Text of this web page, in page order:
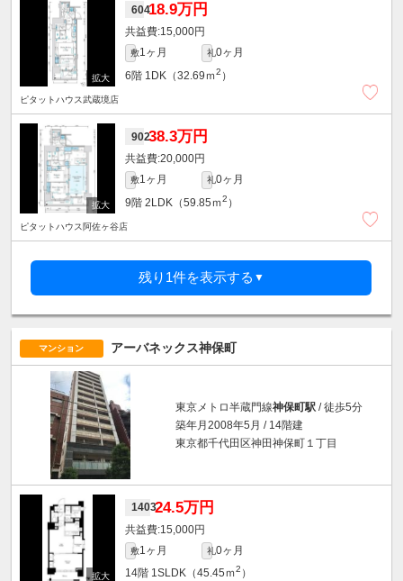
60418.9万円
15,000円
敷1ヶ月 礼0ヶ月
6階 1DK（32.69ｍ2 ）
ピタットハウス武蔵境店
90238.3万円
20,000円
敷1ヶ月 礼0ヶ月
9階 2LDK（59.85ｍ2 ）
ピタットハウス阿佐ヶ谷店
残り1件を表示する ▼
マンション アーバネックス神保町
東京メトロ半蔵門線神保町駅 / 徒歩5分
築年月2008年5月 / 14階建
東京都千代田区神田神保町１丁目
140324.5万円
15,000円
敷1ヶ月 礼0ヶ月
14階 1SLDK（45.45ｍ2 ）